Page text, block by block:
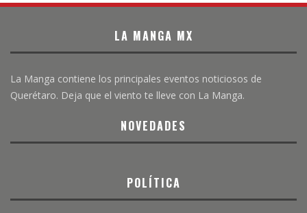
LA MANGA MX
La Manga contiene los principales eventos noticiosos de
Querétaro. Deja que el viento te lleve con La Manga.
NOVEDADES
POLÍTICA